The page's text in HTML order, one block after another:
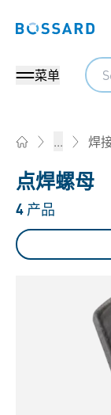
Bossard
菜单
... 焊
点焊螺母
4 产品